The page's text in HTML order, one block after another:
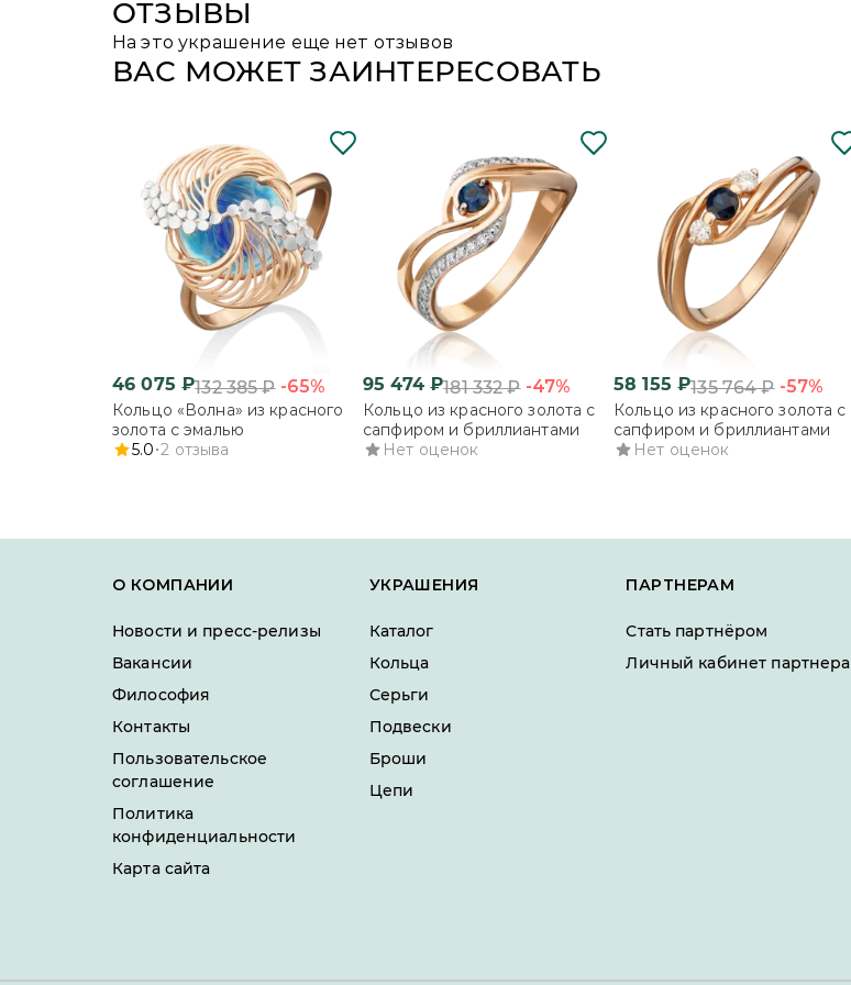
ОТЗЫВЫ
На это украшение еще нет отзывов
ВАС МОЖЕТ ЗАИНТЕРЕСОВАТЬ
46 075 ₽132 385₽ -65%
Кольцо «Волна» из красного
золота с эмалью
5.0 2 отзыва
95 474₽181 332₽ -47%
Кольцо из красного золота с
сапфиром и бриллиантами
Нет оценок
58 155 ₽135 764₽ -57%
Кольцо из красного золота с
сапфиром и бриллиантами
Нет оценок
О КОМПАНИИ
Новости и пресс-релизы
Вакансии
Философия
Контакты
Пользовательское
соглашение
Политика
конфиденциальности
Карта сайта
УКРАШЕНИЯ
Каталог
Кольца
Серьги
Подвески
Броши
Цепи
ПАРТНЕРАМ
Стать партнёром
Личный кабинет партнера